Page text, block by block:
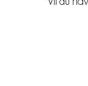
Vil du